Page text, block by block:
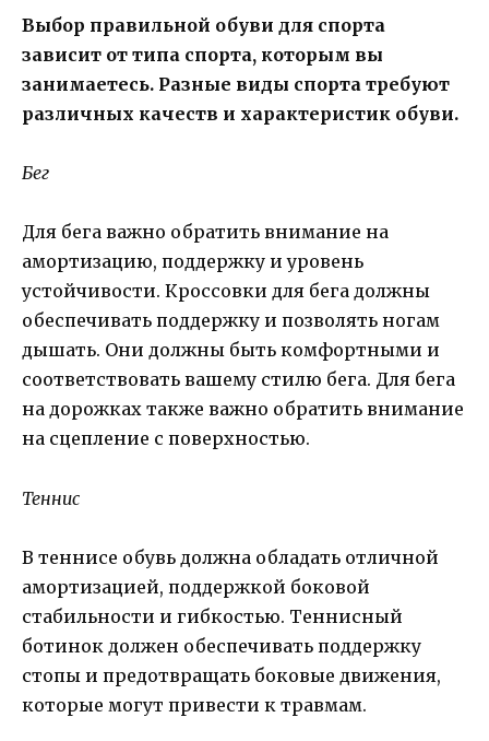
Выбор правильной обуви для спорта
зависит от типа спорта, которым вы
занимаетесь. Разные виды спорта требуют
различных качеств и характеристик обуви.
Бег
Для бега важно обратить внимание на
амортизацию, поддержку и уровень
устойчивости. Кроссовки для бега должны
обеспечивать поддержку и позволять ногам
дышать. Они должны быть комфортными и
соответствовать вашему стилю бега. Для бега
на дорожках также важно обратить внимание
на сцепление с поверхностью.
Теннис
В теннисе обувь должна обладать отличной
амортизацией, поддержкой боковой
стабильности и гибкостью. Теннисный
ботинок должен обеспечивать поддержку
стопы и предотвращать боковые движения,
которые могут привести к травмам.